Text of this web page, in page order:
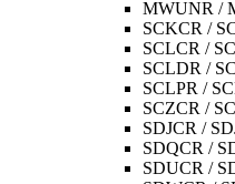
MWUNR /
SCKCR /
SCLCR /
SCLDR /
SCLPR /
SCZCR /
SDJCR /
SDQCR /
SDUCR /